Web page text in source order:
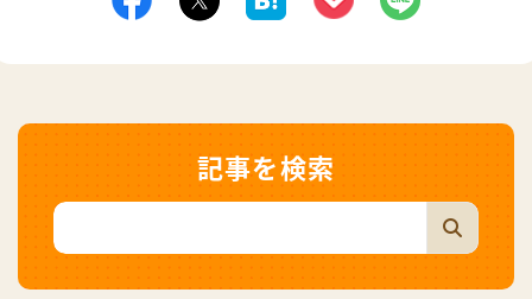
記事を検索